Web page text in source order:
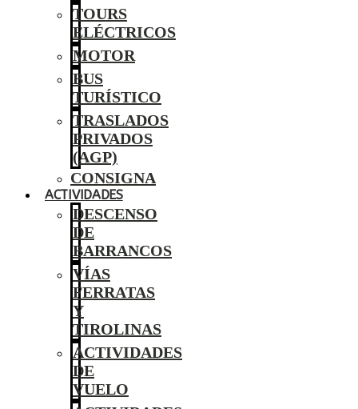
TOURS
ELÉCTRICOS
MOTOR
BUS
TURÍSTICO
TRASLADOS
PRIVADOS
(AGP)
CONSIGNA
ACTIVIDADES
DESCENSO
DE
BARRANCOS
VÍAS
FERRATAS
Y
TIROLINAS
ACTIVIDADES
DE
VUELO